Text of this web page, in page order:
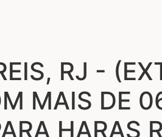
RJ -
MAIS DE
HARAS